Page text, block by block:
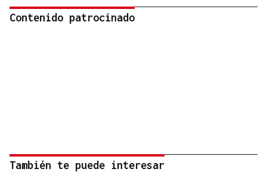
Contenido patrocinado
También te puede interesar